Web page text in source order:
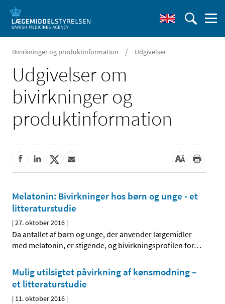
Bivirkninger og produktinformation / Udgivelser
Udgivelser om
bivirkninger og
produktinformation
Melatonin: Bivirkninger hos børn og unge - et
litteraturstudie
|27. oktober 2016 |
Da antallet af børn og unge, der anvender lægemidler
med melatonin, er stigende, og bivirkningsprofilen for…
Mulig utilsigtet påvirkning af kønsmodning –
et litteraturstudie
| 11. oktober 2016 |